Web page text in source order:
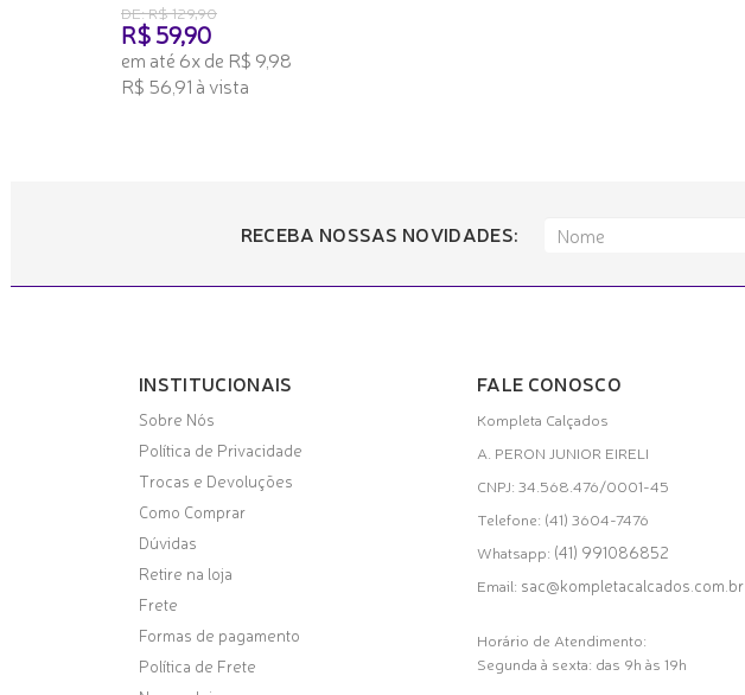
DE: R$ 129,90
R$ 59,90
em até 6x de R$ 9,98
R$ 56,91 à vista
RECEBA NOSSAS NOVIDADES:
INSTITUCIONAIS
Sobre Nós
Política de Privacidade
Trocas e Devoluções
Como Comprar
Dúvidas
Retire na loja
Frete
Formas de pagamento
Política de Frete
FALE CONOSCO
Kompleta Calçados
A. PERON JUNIOR EIRELI
CNPJ: 34.568.476/0001-45
Telefone: (41) 3604-7476
Whatsapp: (41) 991086852
Email: sac@kompletacalcados.com.br
Horário de Atendimento:
Segunda à sexta: das 9h às 19h